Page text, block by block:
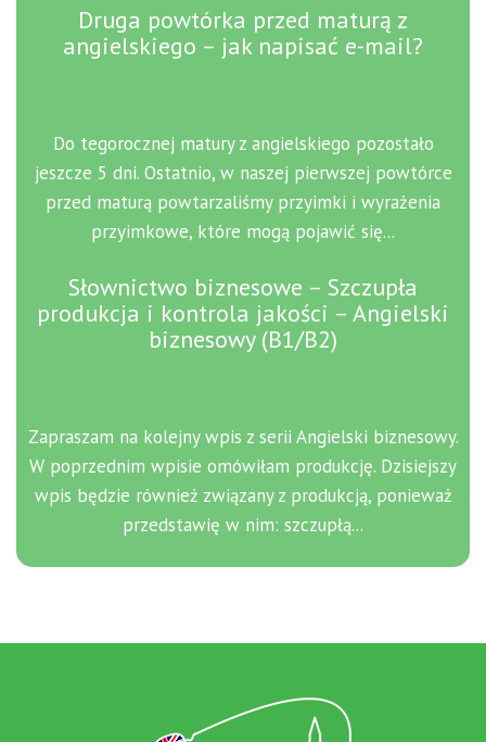
Druga powtórka przed maturą z
angielskiego – jak napisać e-mail?
Do tegorocznej matury z angielskiego pozostało
jeszcze 5 dni. Ostatnio, w naszej pierwszej powtórce
przed maturą powtarzaliśmy przyimki i wyrażenia
przyimkowe, które mogą pojawić się...
Słownictwo biznesowe – Szczupła
produkcja i kontrola jakości – Angielski
biznesowy (B1/B2)
Zapraszam na kolejny wpis z serii Angielski biznesowy.
W poprzednim wpisie omówiłam produkcję. Dzisiejszy
wpis będzie również związany z produkcją, ponieważ
przedstawię w nim: szczupłą...